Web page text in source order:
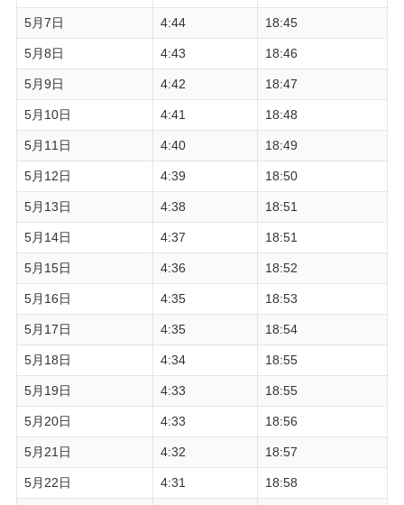
5月7日 4:44 18:45
5月8日 4:43 18:46
5月9日 4:42 18:47
5月10日 4:41 18:48
5月11日 4:40 18:49
5月12日 4:39 18:50
5月13日 4:38 18:51
5月14日 4:37 18:51
5月15日 4:36 18:52
5月16日 4:35 18:53
5月17日 4:35 18:54
5月18日 4:34 18:55
5月19日 4:33 18:55
5月20日 4:33 18:56
5月21日 4:32 18:57
5月22日 4:31 18:58